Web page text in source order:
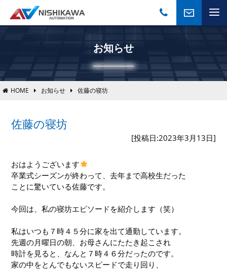
お知らせ
HOME お知らせ 佐藤の寝坊
佐藤の寝坊
[投稿日:2023年3月13日]
おはようございます
卒業式シーズンが終わって、去年まで高校生だった
ことに驚いている佐藤です。
今回は、私の寝坊エピソードを紹介します（笑）
私はいつも７時４５分に家を出て通勤しています。
先週の月曜日の朝、お母さんにたたき起こされ
時計を見ると、なんと７時４６分だったのです。
家の中をとんでもないスピードで走り回り、